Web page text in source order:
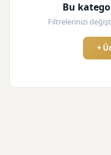
Bu
Filtrelerinizi
+